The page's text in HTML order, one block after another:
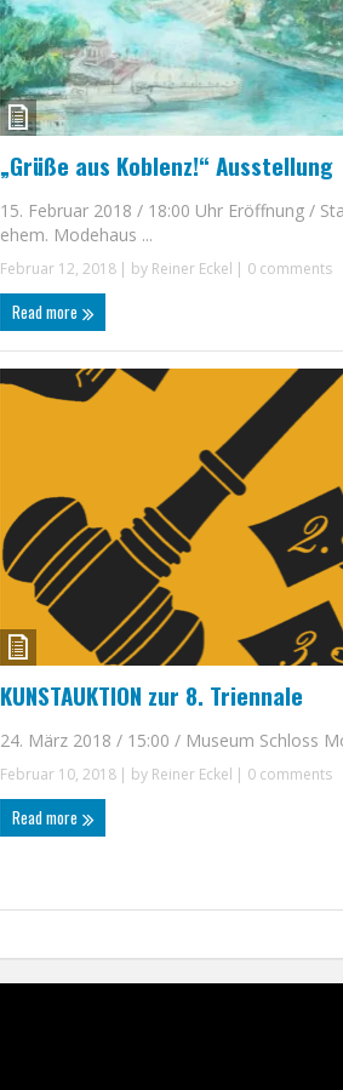
„Grüße aus Koblenz!“ Ausstellung
15. Februar 2018 / 18:00 Uhr Eröffnung /
ehem. Modehaus ...
Februar 12, 2018 | by Reiner Eckel | 0 comments
Read more
KUNSTAUKTION zur 8. Triennale
24. März 2018 / 15:00 / Museum Schloss
Februar 10, 2018 | by Reiner Eckel | 0 comments
Read more